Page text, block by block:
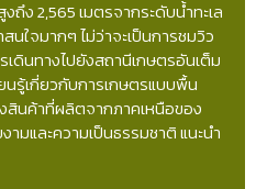
ถึง 2,565 เมตรจากระดับน้ำทะเล
ใจมากๆ ไม่ว่าจะเป็นการชมวิว
ดินทางไปยังสถานีเกษตรอันเต็ม
รู้เกี่ยวกับการเกษตรแบบพื้น
นค้าที่ผลิตจากภาคเหนือของ
มและความเป็นธรรมชาติ แนะนำ